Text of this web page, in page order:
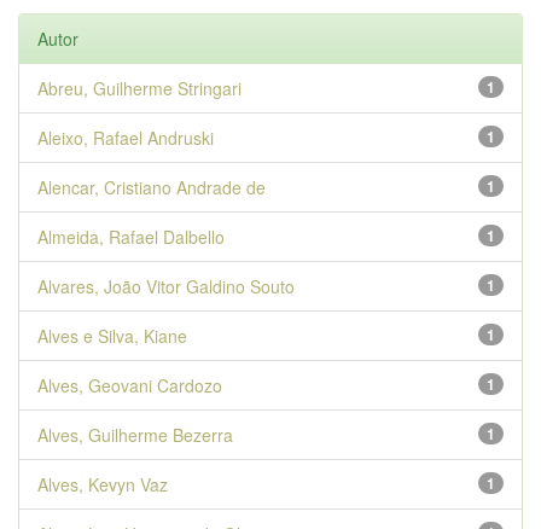
Autor
1
Abreu, Guilherme Stringari
1
Aleixo, Rafael Andruski
1
Alencar, Cristiano Andrade de
1
Almeida, Rafael Dalbello
1
Alvares, João Vitor Galdino Souto
1
Alves e Silva, Kiane
1
Alves, Geovani Cardozo
1
Alves, Guilherme Bezerra
1
Alves, Kevyn Vaz